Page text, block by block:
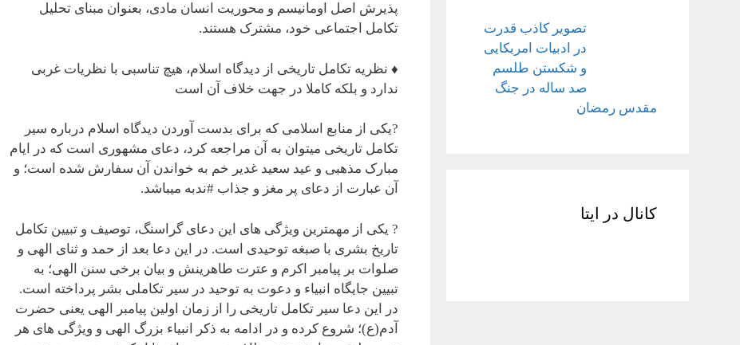
پذیرش اصل اومانیسم و محوریت انسان مادی، بعنوان مبنای تحلیل
تکامل اجتماعی خود، مشترک هستند.
♦️ نظریه تکامل تاریخی از دیدگاه اسلام، هیچ تناسبی با نظریات غربی
ندارد و بلکه کاملا در جهت خلاف آن است
?یکی از منابع اسلامی که برای بدست آوردن دیدگاه اسلام درباره سیر
تکامل تاریخی میتوان به آن مراجعه کرد، دعای مشهوری است که در ایام
مبارک مذهبی و عید سعید غدیر خم به خواندن آن سفارش شده است؛ و
آن عبارت از دعای پر مغز و جذاب #ندبه میباشد‌.
? یکی از مهمترین ویژگی های این دعای گراسنگ، توصیف و تبیین تکامل
تاریخ بشری با صبغه توحیدی است. در این دعا بعد از حمد و ثنای الهی و
صلوات بر پیامبر اکرم و عترت طاهرینش و بیان برخی سنن الهی؛ به
تبیین جایگاه انبیاء و دعوت به توحید در سیر تکاملی بشر پرداخته است.
در این دعا سیر تکامل تاریخی را از زمان اولین پیامبر الهی یعنی حضرت
آدم(ع)؛ شروع کرده و در ادامه به ذکر انبیاء بزرگ الهی و ویژگی های هر
تصویر کاذب قدرت
در ادبیات امریکایی
و شکستن طلسم
صد ساله در جنگ
مقدس رمضان
کانال در ایتا